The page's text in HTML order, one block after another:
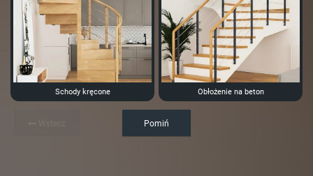
Schody kręcone Obłożenie na beton
Pomiń